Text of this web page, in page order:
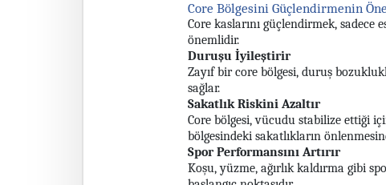
Core Bölgesini Güçlendirmenin
Core kaslarını güçlendirmek, sadece
önemlidir.
Duruşu İyileştirir
Zayıf bir core bölgesi, duruş
sağlar.
Sakatlık Riskini Azaltır
Core bölgesi, vücudu stabilize ettiği
bölgesindeki sakatlıkların
Spor Performansını Artırır
Koşu, yüzme, ağırlık kaldırma gibi